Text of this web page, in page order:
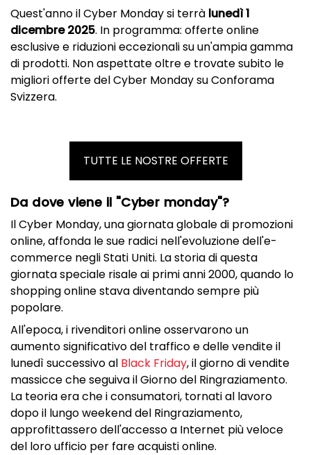
Quest'anno il Cyber Monday si terrà lunedì 1
dicembre 2025. In programma: offerte online
esclusive e riduzioni eccezionali su un'ampia gamma
di prodotti. Non aspettate oltre e trovate subito le
migliori offerte del Cyber Monday su Conforama
Svizzera.
TUTTE LE NOSTRE OFFERTE
Da dove viene il "Cyber monday"?
Il Cyber Monday, una giornata globale di promozioni
online, affonda le sue radici nell'evoluzione dell'e-
commerce negli Stati Uniti. La storia di questa
giornata speciale risale ai primi anni 2000, quando lo
shopping online stava diventando sempre più
popolare.
All'epoca, i rivenditori online osservarono un
aumento significativo del traffico e delle vendite il
lunedì successivo al Black Friday, il giorno di vendite
massicce che seguiva il Giorno del Ringraziamento.
La teoria era che i consumatori, tornati al lavoro
dopo il lungo weekend del Ringraziamento,
approfittassero dell'accesso a Internet più veloce
del loro ufficio per fare acquisti online.